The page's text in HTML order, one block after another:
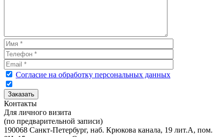
Согласие на обработку персональных данных
Контакты
Для личного визита
(по предварительной записи)
190068 Санкт-Петербург, наб. Крюкова канала, 19 лит.А, пом.